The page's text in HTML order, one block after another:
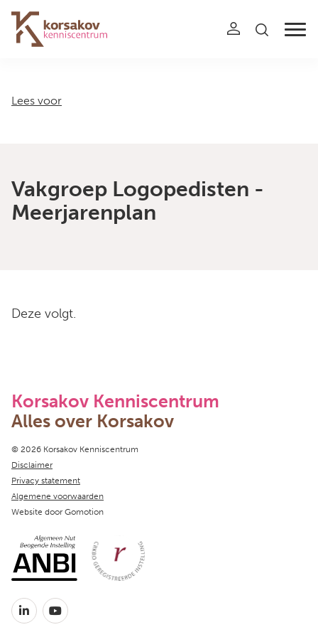
Navigation
Lees voor
Vakgroep Logopedisten -
Meerjarenplan
Deze volgt.
Korsakov Kenniscentrum
Alles over Korsakov
Copyright navigation
© 2026 Korsakov Kenniscentrum
Disclaimer
Privacy statement
Algemene voorwaarden
Website door Gomotion